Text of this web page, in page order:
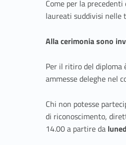
m
o
n
i
a
d
Come per la
laureati suddivisi nelle
Alla cerimonia sono
Per il ritiro del diploma
ammesse deleghe nel
Chi non potesse
di riconoscimento,
14.00 a partire da